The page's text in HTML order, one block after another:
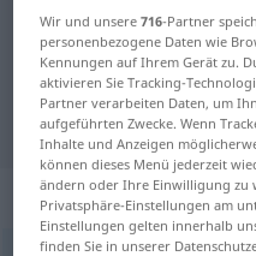
Deutsch-
"verarbeiten"
"verarbeiten"
„verarbeiten“
Wir und unsere716-Partner
personenbezogene Daten wie
Kennungen auf Ihrem Gerät zu.
aktivieren Sie Tracking-
Partner verarbeiten Daten, um
aufgeführten Zwecke. Wenn
Inhalte und Anzeigen
können dieses Menü jederzeit
ändern oder Ihre Einwilligung zu
Privatsphäre-Einstellungen am
Einstellungen gelten innerhalb
finden Sie in unserer